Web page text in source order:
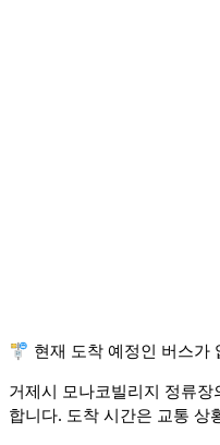
🚏 현재 도착 예정인 버스가
거제시 모나코빌리지 정류
합니다. 도착 시간은 교통 상